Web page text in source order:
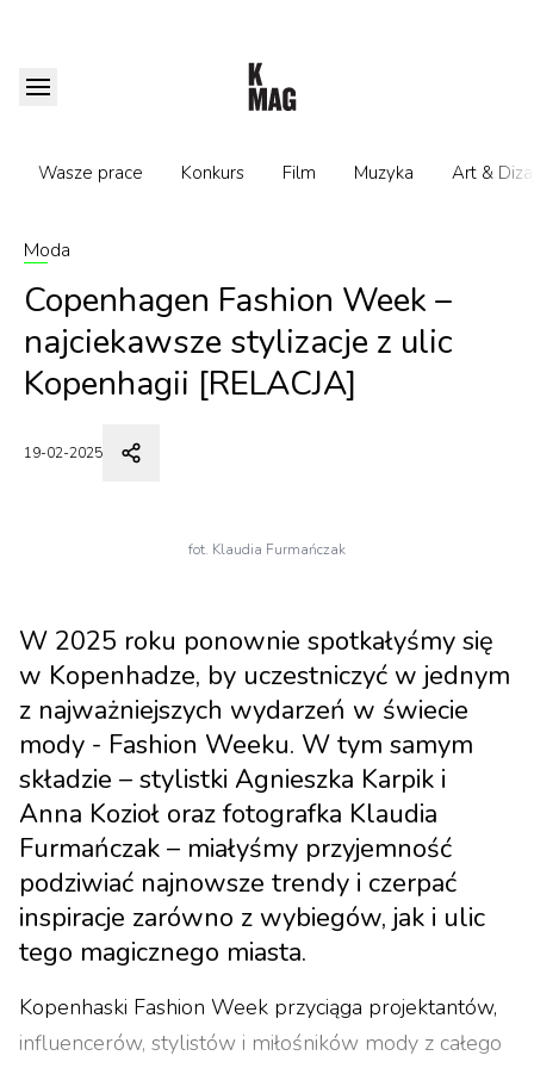
Wasze prace Konkurs Film Muzyka Art &
Moda
Copenhagen Fashion Week –
najciekawsze stylizacje z ulic
Kopenhagii [RELACJA]
19-02-2025
fot. Klaudia Furmańczak
W 2025 roku ponownie spotkałyśmy się
w Kopenhadze, by uczestniczyć w jednym
z najważniejszych wydarzeń w świecie
mody - Fashion Weeku. W tym samym
składzie – stylistki Agnieszka Karpik i
Anna Kozioł oraz fotografka Klaudia
Furmańczak – miałyśmy przyjemność
podziwiać najnowsze trendy i czerpać
inspiracje zarówno z wybiegów, jak i ulic
tego magicznego miasta.
Kopenhaski Fashion Week przyciąga projektantów,
influencerów, stylistów i miłośników mody z całego